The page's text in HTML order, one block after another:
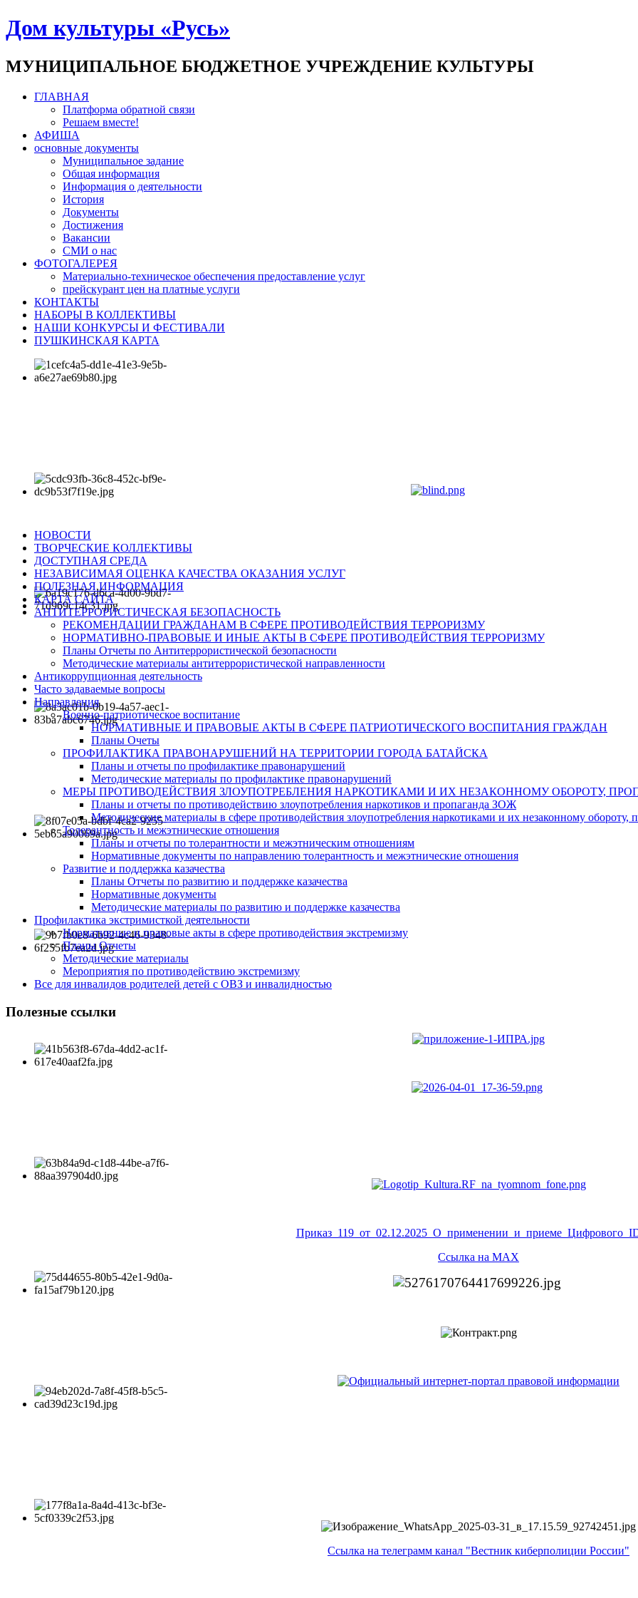
Дом культуры «Русь»
МУНИЦИПАЛЬНОЕ БЮДЖЕТНОЕ УЧРЕЖДЕНИЕ КУЛЬТУРЫ
ГЛАВНАЯ
Платформа обратной связи
Решаем вместе!
АФИША
основные документы
Муниципальное задание
Общая информация
Информация о деятельности
История
Документы
Достижения
Вакансии
СМИ о нас
ФОТОГАЛЕРЕЯ
Материально-техническое обеспечения предоставление услуг
прейскурант цен на платные услуги
КОНТАКТЫ
НАБОРЫ В КОЛЛЕКТИВЫ
НАШИ КОНКУРСЫ И ФЕСТИВАЛИ
ПУШКИНСКАЯ КАРТА
НОВОСТИ
ТВОРЧЕСКИЕ КОЛЛЕКТИВЫ
ДОСТУПНАЯ СРЕДА
НЕЗАВИСИМАЯ ОЦЕНКА КАЧЕСТВА ОКАЗАНИЯ УСЛУГ
ПОЛЕЗНАЯ ИНФОРМАЦИЯ
КАРТА САЙТА
АНТИТЕРРОРИСТИЧЕСКАЯ БЕЗОПАСНОСТЬ
РЕКОМЕНДАЦИИ ГРАЖДАНАМ В СФЕРЕ ПРОТИВОДЕЙСТВИЯ ТЕРРОРИЗМУ
НОРМАТИВНО-ПРАВОВЫЕ И ИНЫЕ АКТЫ В СФЕРЕ ПРОТИВОДЕЙСТВИЯ ТЕРРОРИЗМУ
Планы Отчеты по Антитеррористической безопасности
Методические материалы антитеррористической направленности
Антикоррупционная деятельность
Часто задаваемые вопросы
Направления
Военно-патриотическое воспитание
НОРМАТИВНЫЕ И ПРАВОВЫЕ АКТЫ В СФЕРЕ ПАТРИОТИЧЕСКОГО ВОСПИТАНИЯ ГРАЖДАН
Планы Очеты
ПРОФИЛАКТИКА ПРАВОНАРУШЕНИЙ НА ТЕРРИТОРИИ ГОРОДА БАТАЙСКА
Планы и отчеты по профилактике правонарушений
Методические материалы по профилактике правонарушений
МЕРЫ ПРОТИВОДЕЙСТВИЯ ЗЛОУПОТРЕБЛЕНИЯ НАРКОТИКАМИ И ИХ НЕЗАКОННОМУ ОБОРОТУ,
Планы и отчеты по противодействию злоупотребления наркотиков и пропаганда ЗОЖ
Методические материалы в сфере противодействия злоупотребления наркотиками и их незаконному
Толерантность и межэтнические отношения
Планы и отчеты по толерантности и межэтническим отношениям
Нормативные документы по направлению толерантность и межэтнические отношения
Развитие и поддержка казачества
Планы Отчеты по развитию и поддержке казачества
Нормативные документы
Методические материалы по развитию и поддержке казачества
Профилактика экстримисткой деятельности
Нормативные и правовые акты в сфере противодействия экстремизму
Планы Отчеты
Методические материалы
Мероприятия по противодействию экстремизму
Все для инвалидов родителей детей с ОВЗ и инвалидностью
Полезные ссылки
Ссылка на MAX
Ссылка на телеграмм канал "Вестник киберполиции России"